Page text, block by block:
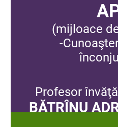
(mijloace
-
Profesor
BĂTRÎNU